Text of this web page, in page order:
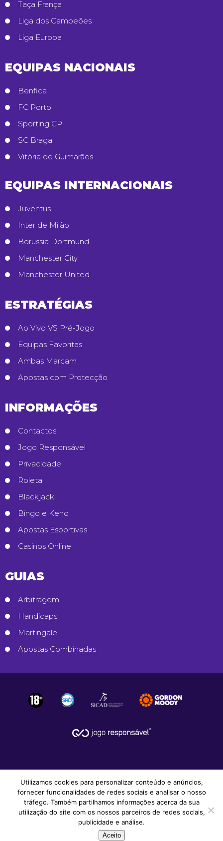
Taça França
Liga dos Campeões
Liga Europa
EQUIPAS NACIONAIS
Benfica
FC Porto
Sporting CP
SC Braga
Vitória de Guimarães
EQUIPAS INTERNACIONAIS
Juventus
Inter de Milão
Borussia Dortmund
Manchester City
Manchester United
ESTRATÉGIAS
Ao Vivo VS Pré-Jogo
Equipas Favoritas
Ambas Marcam
Apostas com Protecção
INFORMAÇÕES
Contactos
Jogo Responsável
Privacidade
Roleta
Blackjack
Bingo e Keno
Apostas Esportivas
Casinos Online
GUIAS
Arbitragem
Handicaps
Martingale
Apostas Combinadas
© 2008-2026Apostas Desportivas.
Todos os Direitos Reservados.
Utilizamos cookies para personalizar conteúdo e anúncios,
fornecer funcionalidades de redes sociais e analisar o nosso
tráfego. Também partilhamos informações acerca da sua
utilização do site com os nossos parceiros de redes sociais,
publicidade e análise.
Aceito